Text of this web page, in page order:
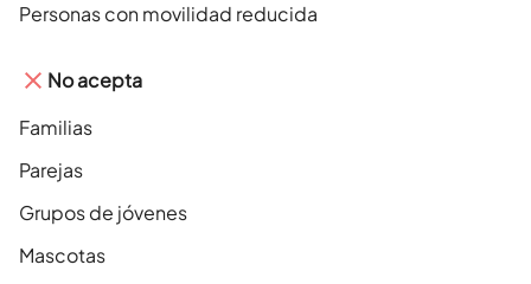
Personas con movilidad reducida
No acepta
Familias
Parejas
Grupos de jóvenes
Mascotas